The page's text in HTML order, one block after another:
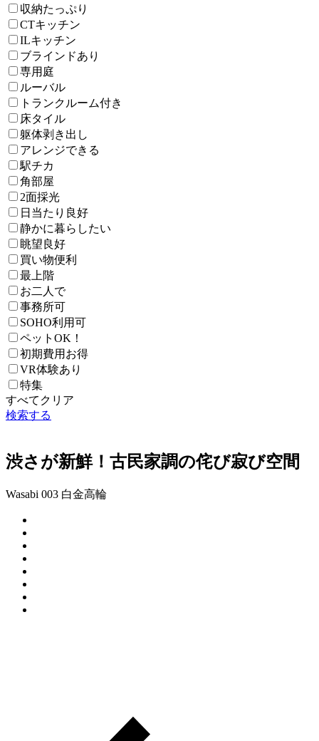
収納たっぷり
CTキッチン
ILキッチン
ブラインドあり
専用庭
ルーバル
トランクルーム付き
床タイル
躯体剥き出し
アレンジできる
駅チカ
角部屋
2面採光
日当たり良好
静かに暮らしたい
眺望良好
買い物便利
最上階
お二人で
事務所可
SOHO利用可
ペットOK！
初期費用お得
VR体験あり
特集
すべてクリア
検索する
渋さが新鮮！古民家調の侘び寂び空間
Wasabi 003 白金高輪